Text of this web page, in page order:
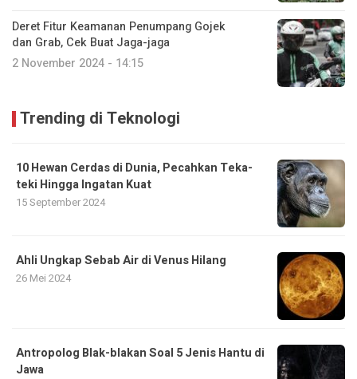
Deret Fitur Keamanan Penumpang Gojek
dan Grab, Cek Buat Jaga-jaga
2 November 2024 - 14:15
Trending di Teknologi
10 Hewan Cerdas di Dunia, Pecahkan Teka-
teki Hingga Ingatan Kuat
15 September 2024
Ahli Ungkap Sebab Air di Venus Hilang
26 Mei 2024
Antropolog Blak-blakan Soal 5 Jenis Hantu di
Jawa